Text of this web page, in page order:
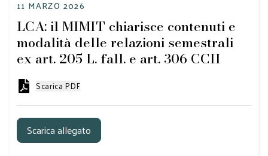
11 MARZO 2026
LCA: il MIMIT chiarisce contenuti e
modalità delle relazioni semestrali
ex art. 205 L. fall. e art. 306 CCII
Scarica PDF
Scarica allegato